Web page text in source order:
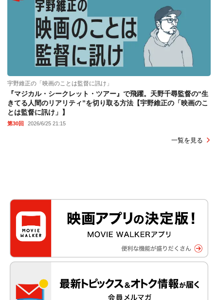
宇野維正の「映画のことは監督に訊け」
『マジカル・シークレット・ツアー』で飛躍。天野千尋監督の“生
きてる人間のリアリティ”を切り取る方法【宇野維正の「映画のこ
とは監督に訊け」】
第30回 2026/6/25 21:15
一覧を見る